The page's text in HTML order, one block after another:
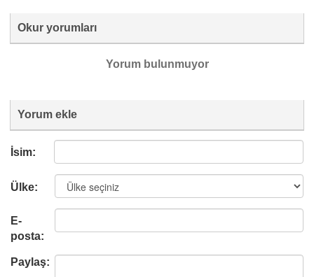
Okur yorumları
Yorum bulunmuyor
Yorum ekle
İsim:
Ülke:
E-
posta:
Paylaş: